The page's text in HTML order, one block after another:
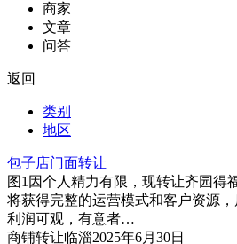
商家
文章
问答
返回
类别
地区
包子店门面转让
图1 因个人精力有限，现转让齐园得
将获得完整的运营模式和客户资源，
利润可观，有意者…
商铺转让临淄2025年6月30日